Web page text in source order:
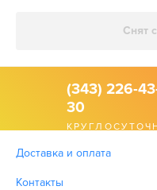
Снят
(343) 226-
30
Доставка и оплата
Контакты